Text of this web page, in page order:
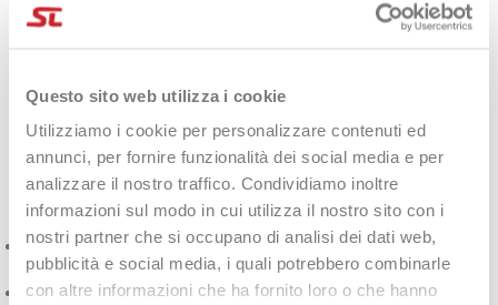
Questo sito web utilizza i cookie
Utilizziamo i cookie per personalizzare contenuti ed
annunci, per fornire funzionalità dei social media e per
analizzare il nostro traffico. Condividiamo inoltre
informazioni sul modo in cui utilizza il nostro sito con i
nostri partner che si occupano di analisi dei dati web,
pubblicità e social media, i quali potrebbero combinarle
con altre informazioni che ha fornito loro o che hanno
funzionale
soluzione ideale per chi cerca praticità e leggerezza, senza
rinunciare allo spazio necessario per l'essenziale. Perfetto per
chi si allena in bici o ha bisogno di unozaino compatto
andare direttamente in campo senza passare dallo spogliatoio.
Caratteristiche principali:
Scomparto principalecapiente per racchetta, cambio,
asciugamano e borraccia
Scomparto separato per le scarpe, utile per isolare scarpe